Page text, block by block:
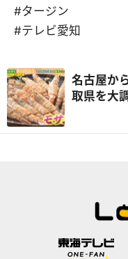
#タージン
#テレビ愛知
名古屋か
取県を大